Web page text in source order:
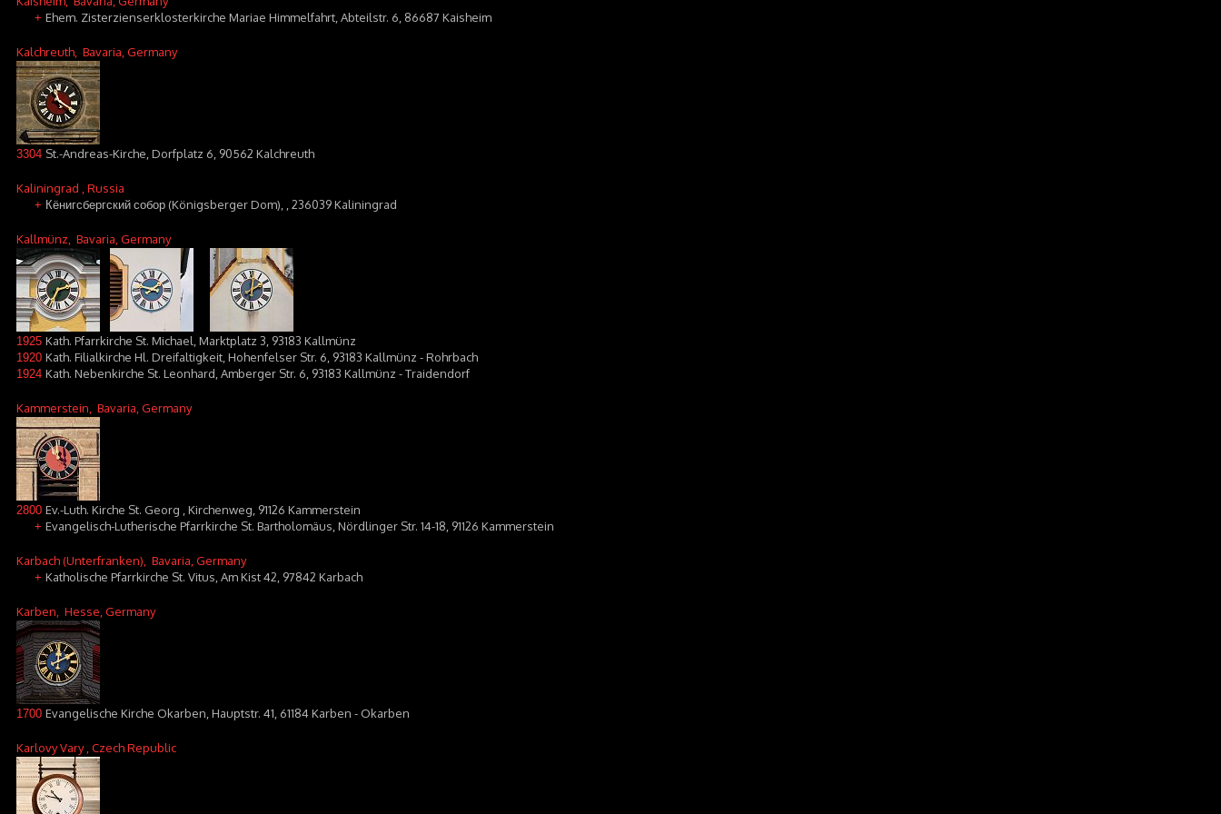
+ Ehem. Zisterzienserklosterkirche Mariae Himmelfahrt, Abteilstr. 6, 86687 Kaisheim
Kalchreuth , Bavaria, Germany
3304 St.-Andreas-Kirche, Dorfplatz 6, 90562 Kalchreuth
Kaliningrad , Russia
+ Кёнигсбергский собор (Königsberger Dom), , 236039 Kaliningrad
Kallmünz , Bavaria, Germany
1925 Kath. Pfarrkirche St. Michael, Marktplatz 3, 93183 Kallmünz
1920 Kath. Filialkirche Hl. Dreifaltigkeit, Hohenfelser Str. 6, 93183 Kallmünz - Rohrbach
1924 Kath. Nebenkirche St. Leonhard, Amberger Str. 6, 93183 Kallmünz - Traidendorf
Kammerstein , Bavaria, Germany
2800 Ev.-Luth. Kirche St. Georg , Kirchenweg, 91126 Kammerstein
+ Evangelisch-Lutherische Pfarrkirche St. Bartholomäus, Nördlinger Str. 14-18, 91126 Kammerstein
Karbach (Unterfranken) , Bavaria, Germany
+ Katholische Pfarrkirche St. Vitus, Am Kist 42, 97842 Karbach
Karben , Hesse, Germany
1700 Evangelische Kirche Okarben, Hauptstr. 41, 61184 Karben - Okarben
Karlovy Vary, Czech Republic